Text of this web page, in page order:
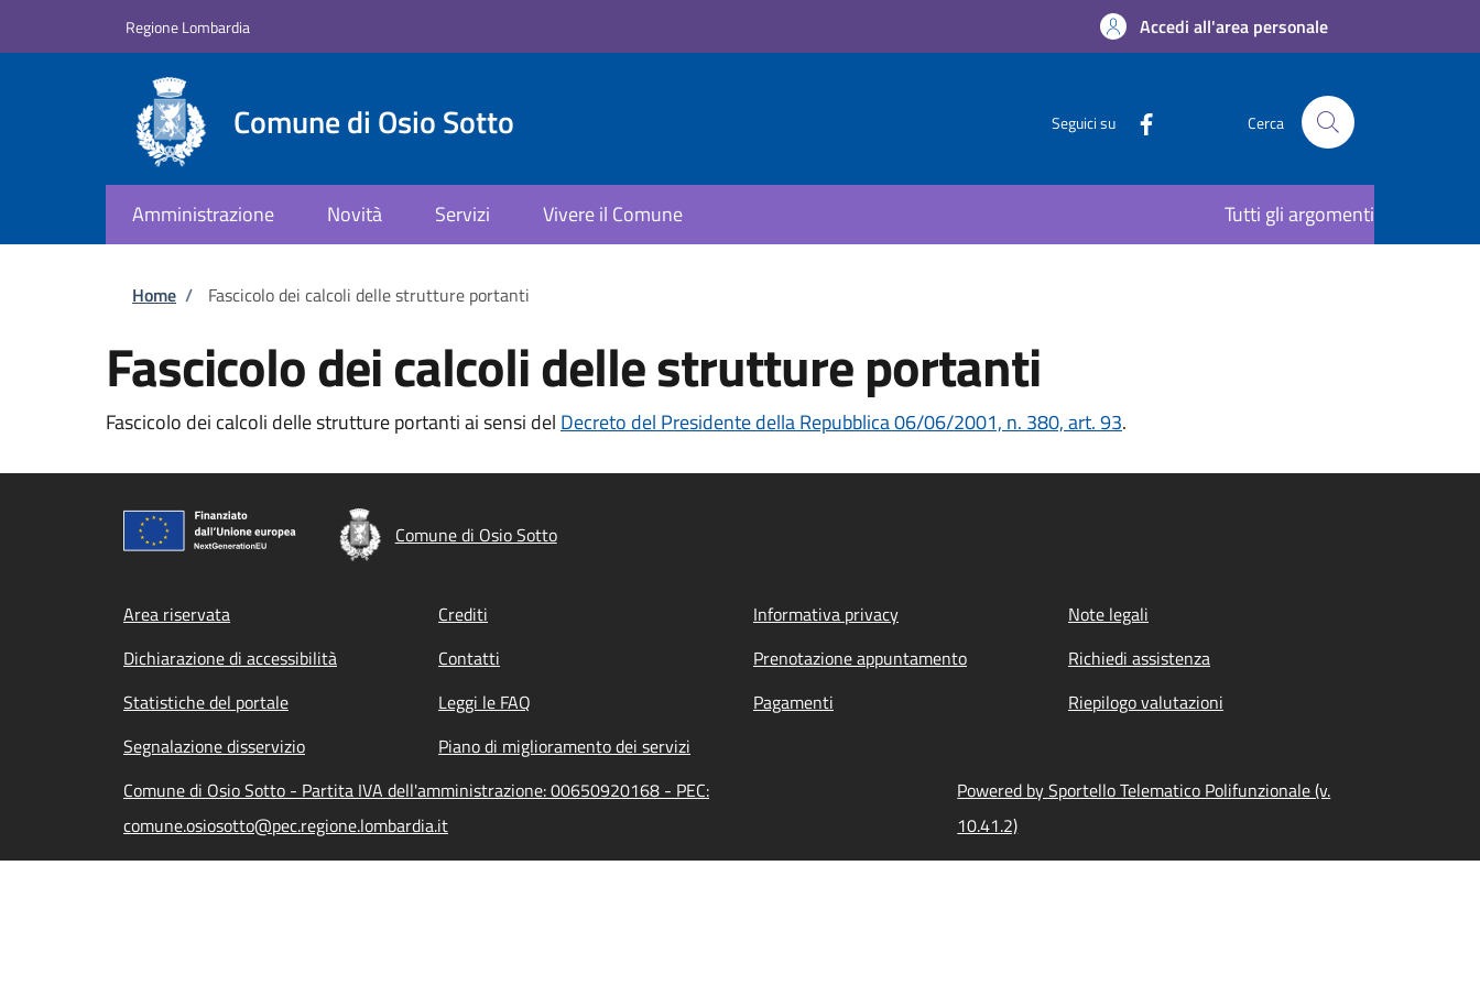
Regione Lombardia Accedi all'area personale
Comune di Osio Sotto Seguici su Cerca
Amministrazione Novità Servizi Vivere il Comune Tutti gli argomenti
Briciole di pane
Home / Fascicolo dei calcoli delle strutture portanti
Fascicolo dei calcoli delle strutture portanti
Fascicolo dei calcoli delle strutture portanti ai sensi del Decreto del Presidente della Repubblica 06/06/2001, n. 380, art. 93.
Comune di Osio Sotto
Footer menu
Area riservata Crediti Informativa privacy
Note legali
Dichiarazione di accessibilità
Contatti Prenotazione appuntamento
Richiedi assistenza
Statistiche del portale
Leggi le FAQ Pagamenti
Riepilogo valutazioni
Segnalazione disservizio
Piano di miglioramento dei servizi
Comune di Osio Sotto - Partita IVA dell'amministrazione: 00650920168 - PEC:
comune.osiosotto@pec.regione.lombardia.it
Powered by Sportello Telematico Polifunzionale (v.
10.41.2)